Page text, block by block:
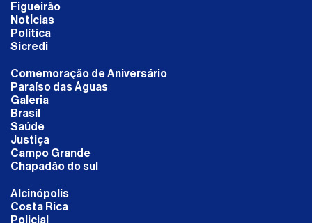
Figueirão
NotÍcias
Política
Sicredi
Comemoração de Aniversário
Paraíso das Águas
Galeria
Brasil
Saúde
Justiça
Campo Grande
Chapadão do sul
Alcinópolis
Costa Rica
Policial